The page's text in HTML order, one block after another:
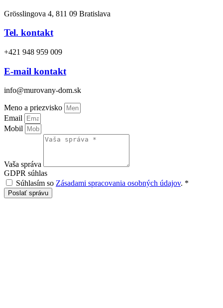
Grösslingova 4, 811 09 Bratislava
Tel. kontakt
+421 948 959 009
E-mail kontakt
info@murovany-dom.sk
Meno a priezvisko
Email
Mobil
Vaša správa
GDPR súhlas
Súhlasím so Zásadami spracovania osobných údajov. *
Poslať správu